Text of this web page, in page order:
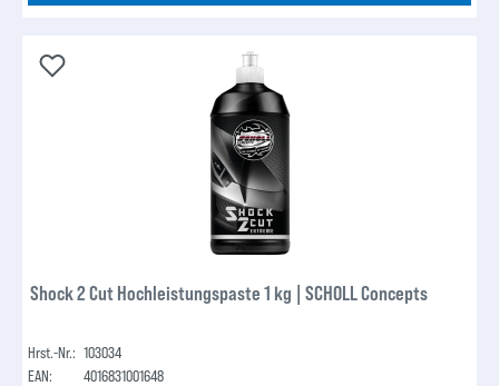
Shock 2 Cut Hochleistungspaste 1 kg | SCHOLL Concepts
Hrst.-Nr.: 103034
EAN:
4016831001648